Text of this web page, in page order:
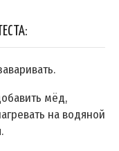
мёд,
на водяной